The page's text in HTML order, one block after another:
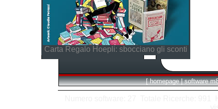
Carta Regalo Hoepli: sbocciano gli sconti
[ homepage | software